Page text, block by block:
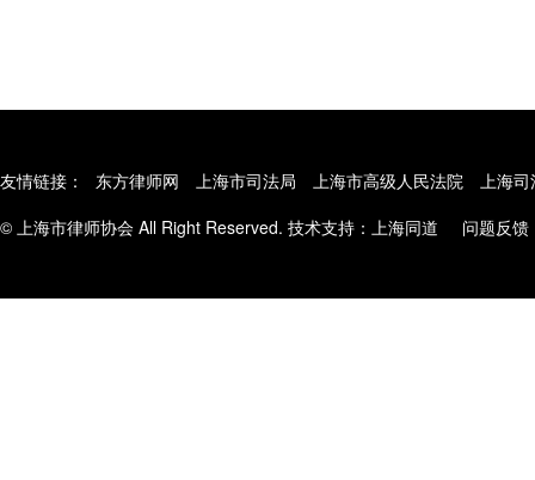
友情链接： 东方律师网 上海市司法局 上海市高级人民法院
上海
© 上海市律师协会 All Right Reserved. 技术支持： 上海同道 问题反馈